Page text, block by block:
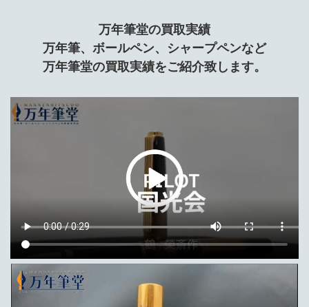
万年筆堂の買取実績
万年筆、ボールペン、シャープペンなど
万年筆堂の買取実績をご紹介致します。